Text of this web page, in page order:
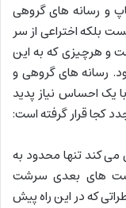
و رسانه های گروهی
بلکه اختراعی از سر
و هرچیزی که به این
رسانه های گروهی و
یک احساس نیاز پدید
کجا قرار گرفته است:
می کند تنها محدود به
های بعدی سرشت
که در این راه پیش